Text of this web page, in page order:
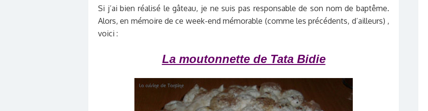
Si j’ai bien réalisé le gâteau, je ne suis pas responsable de son nom de baptême.
Alors, en mémoire de ce week-end mémorable (comme les précédents, d’ailleurs) ,
voici :
La moutonnette de Tata Bidie